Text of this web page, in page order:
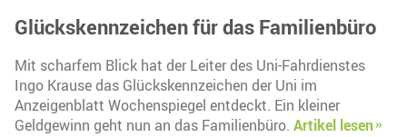
Glückskennzeichen für das Familienbüro
Mit scharfem Blick hat der Leiter des Uni-Fahrdienstes
Ingo Krause das Glückskennzeichen der Uni im
Anzeigenblatt Wochenspiegel entdeckt. Ein kleiner
Geldgewinn geht nun an das Familienbüro. Artikel lesen